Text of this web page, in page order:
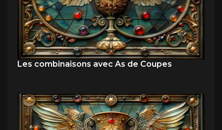
Les combinaisons avec As de Coupes